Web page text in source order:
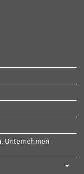
Unternehmen